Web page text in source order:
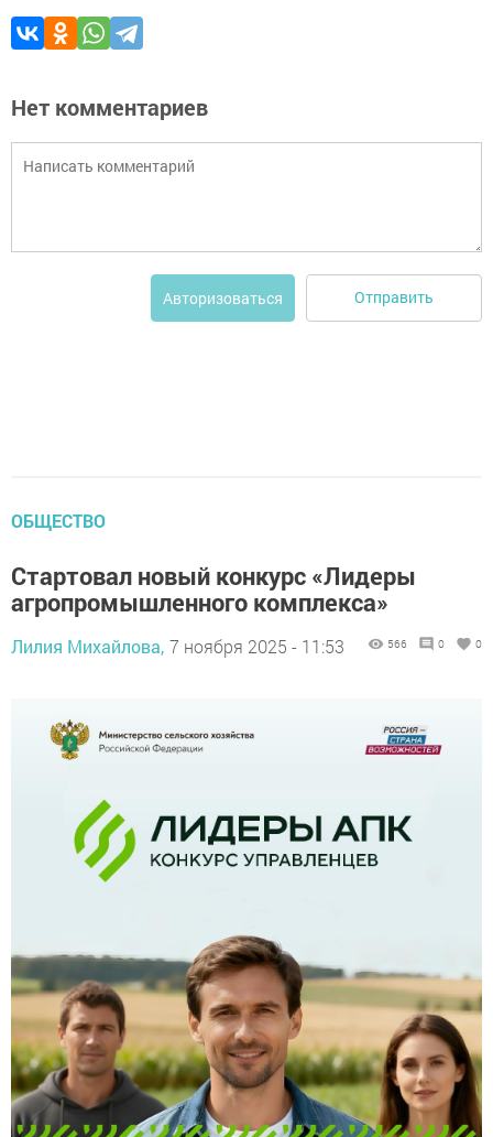
Нет комментариев
Авторизоваться Отправить
ОБЩЕСТВО
Стартовал новый конкурс «Лидеры
агропромышленного комплекса»
Лилия Михайлова, 7 ноября 2025 - 11:53 566 0 0